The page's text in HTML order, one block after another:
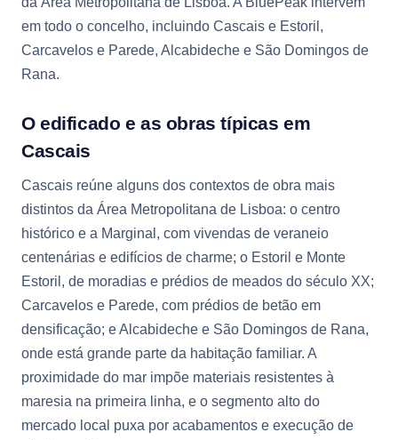
em todo o concelho, incluindo Cascais e Estoril,
Carcavelos e Parede, Alcabideche e São Domingos de
Rana.
O edificado e as obras típicas em
Cascais
Cascais reúne alguns dos contextos de obra mais
distintos da Área Metropolitana de Lisboa: o centro
histórico e a Marginal, com vivendas de veraneio
centenárias e edifícios de charme; o Estoril e Monte
Estoril, de moradias e prédios de meados do século XX;
Carcavelos e Parede, com prédios de betão em
densificação; e Alcabideche e São Domingos de Rana,
onde está grande parte da habitação familiar. A
proximidade do mar impõe materiais resistentes à
maresia na primeira linha, e o segmento alto do
mercado local puxa por acabamentos e execução de